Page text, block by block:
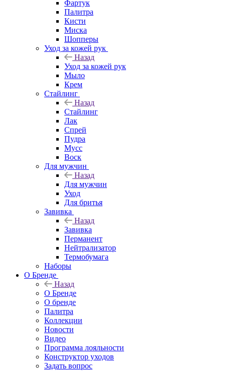
Фартук
Палитра
Кисти
Миска
Шопперы
Уход за кожей рук
Назад
Уход за кожей рук
Мыло
Крем
Стайлинг
Назад
Стайлинг
Лак
Спрей
Пудра
Мусс
Воск
Для мужчин
Назад
Для мужчин
Уход
Для бритья
Завивка
Назад
Завивка
Перманент
Нейтрализатор
Термобумага
Наборы
О Бренде
Назад
О Бренде
О бренде
Палитра
Коллекции
Новости
Видео
Программа лояльности
Конструктор уходов
Задать вопрос